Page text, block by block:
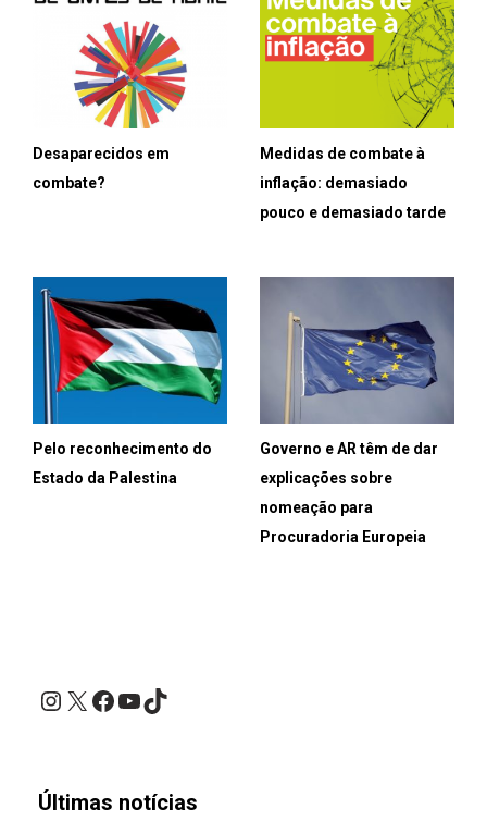
Desaparecidos em
combate?
Medidas de combate à
inflação: demasiado
pouco e demasiado tarde
Pelo reconhecimento do
Estado da Palestina
Governo e AR têm de dar
explicações sobre
nomeação para
Procuradoria Europeia
Instagram
X Facebook
YouTube
Últimas notícias